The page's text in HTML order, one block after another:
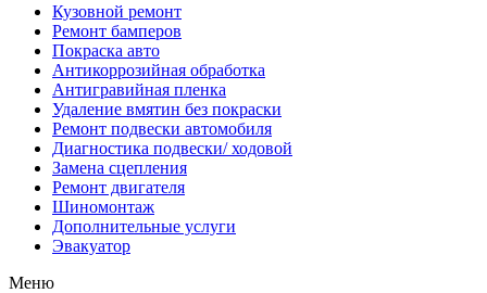
Кузовной ремонт
Ремонт бамперов
Покраска авто
Антикоррозийная обработка
Антигравийная пленка
Удаление вмятин без покраски
Ремонт подвески автомобиля
Диагностика подвески/ ходовой
Замена сцепления
Ремонт двигателя
Шиномонтаж
Дополнительные услуги
Эвакуатор
Меню